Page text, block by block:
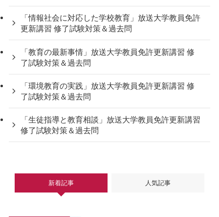
「情報社会に対応した学校教育」放送大学教員免許
更新講習 修了試験対策＆過去問
「教育の最新事情」放送大学教員免許更新講習 修
了試験対策＆過去問
「環境教育の実践」放送大学教員免許更新講習 修
了試験対策＆過去問
「生徒指導と教育相談」放送大学教員免許更新講習
修了試験対策＆過去問
新着記事 人気記事